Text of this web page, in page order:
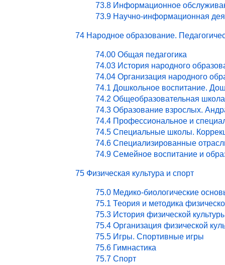
73.8 Информационное
73.9 Научно-информационная
74 Народное образование.
74.00 Общая педагогика
74.03 История народного
74.04 Организация народного
74.1 Дошкольное воспитание.
74.2 Общеобразовательная
74.3 Образование взрослых.
74.4 Профессиональное и
74.5 Специальные школы.
74.6 Специализированные
74.9 Семейное воспитание и
75 Физическая культура и спорт
75.0 Медико-биологические
75.1 Теория и методика
75.3 История физической
75.4 Организация физической
75.5 Игры. Спортивные игры
75.6 Гимнастика
75.7 Спорт